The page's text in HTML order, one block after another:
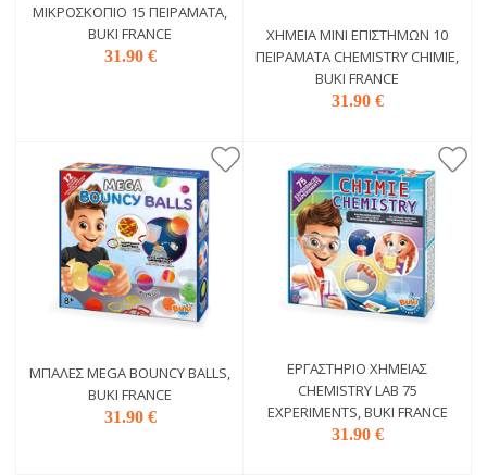
ΜΙΚΡΟΣΚΌΠΙΟ 15 ΠΕΙΡΆΜΑΤΑ,
BUKI FRANCE
31.90 €
ΧΗΜΕΊΑ ΜΊΝΙ ΕΠΙΣΤΗΜΏΝ 10
ΠΕΙΡΆΜΑΤΑ CHEMISTRY CHIMIE,
BUKI FRANCE
31.90 €
ΜΠΆΛΕΣ MEGA BOUNCY BALLS,
BUKI FRANCE
31.90 €
ΕΡΓΑΣΤΉΡΙΟ ΧΗΜΕΊΑΣ
CHEMISTRY LAB 75
EXPERIMENTS, BUKI FRANCE
31.90 €